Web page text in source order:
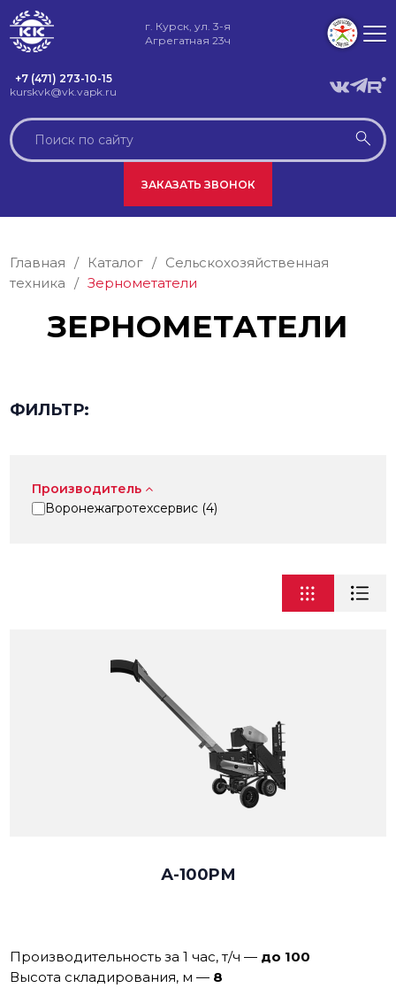
г. Курск, ул. 3-я
Агрегатная 23ч
+7 (471) 273-10-15
kurskvk@vk.vapk.ru
ЗАКАЗАТЬ ЗВОНОК
Главная / Каталог / Сельскохозяйственная
техника / Зернометатели
ЗЕРНОМЕТАТЕЛИ
ФИЛЬТР:
Производитель
Воронежагротехсервис (4)
А-100PМ
Производительность за 1 час, т/ч — до 100
Высота складирования, м — 8